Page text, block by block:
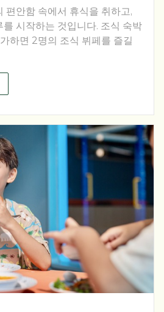
편안함 속에서 휴식을 취하고,
시작하는 것입니다. 조식 숙박
하면 2명의 조식 뷔페를 즐길